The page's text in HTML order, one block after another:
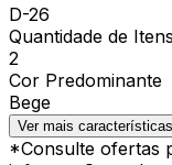
D-26
Quantidade de Itens
2
Cor Predominante
Bege
Ver mais características
*Consulte ofertas